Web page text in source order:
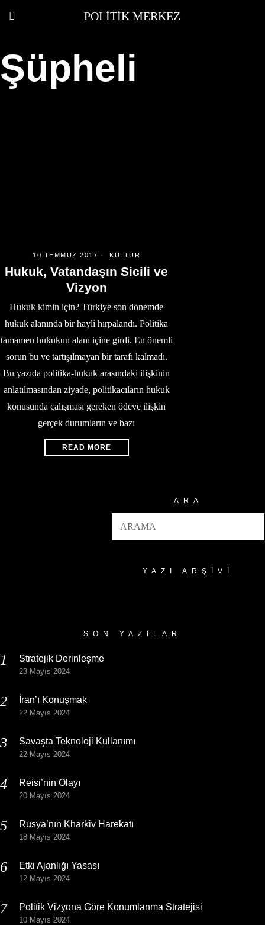
POLITIK MERKEZ
Şüpheli
10 TEMMUZ 2017 KÜLTÜR
Hukuk, Vatandaşın Sicili ve
Vizyon
Hukuk kimin için? Türkiye son dönemde
hukuk alanında bir hayli hırpalandı. Politika
tamamen hukukun alanı içine girdi. En önemli
sorun bu ve tartışılmayan bir tarafı kalmadı.
Bu yazıda politika-hukuk arasındaki ilişkinin
anlatılmasından ziyade, politikacıların hukuk
konusunda çalışması gereken ödeve ilişkin
gerçek durumların ve bazı
READ MORE
ARA
YAZI ARŞIVI
SON YAZILAR
Stratejik Derinleşme
23 Mayıs 2024
İran’ı Konuşmak
22 Mayıs 2024
Savaşta Teknoloji Kullanımı
22 Mayıs 2024
Reisi’nin Olayı
20 Mayıs 2024
Rusya’nın Kharkiv Harekatı
18 Mayıs 2024
Etki Ajanlığı Yasası
12 Mayıs 2024
Politik Vizyona Göre Konumlanma Stratejisi
10 Mayıs 2024